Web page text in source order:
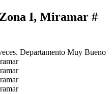
I, Miramar #
Departamento Muy Bueno